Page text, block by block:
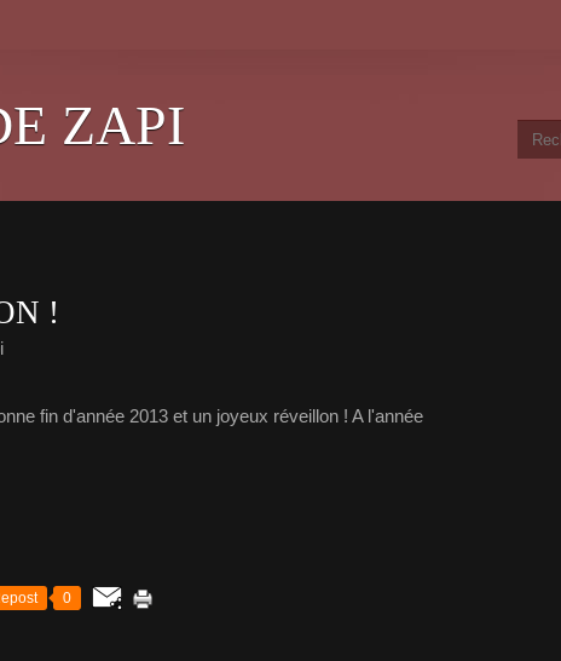
ZAPI
!
fin d'année 2013 et un joyeux réveillon ! A l'année
0